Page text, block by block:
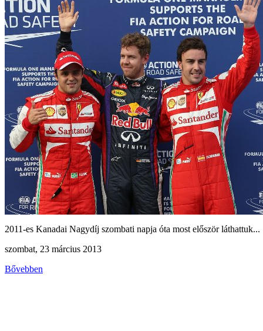
2011-es Kanadai Nagydíj szombati napja óta most először láthattuk...
szombat, 23 március 2013
Bővebben